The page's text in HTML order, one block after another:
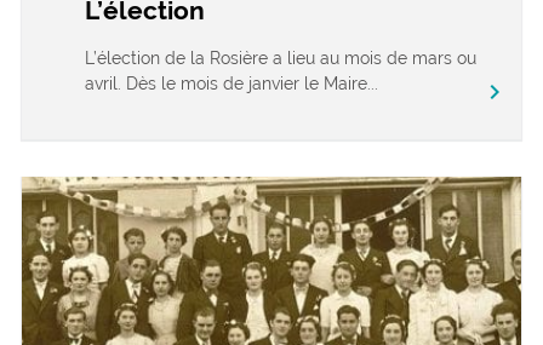
L’élection
L’élection de la Rosière a lieu au mois de mars ou
avril. Dès le mois de janvier le Maire...
chevron_right